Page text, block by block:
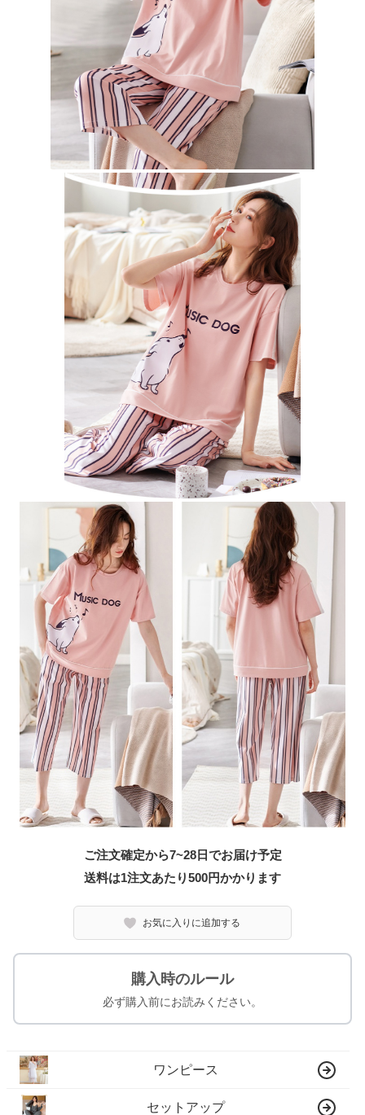
ご注文確定から7~28日でお届け予定
送料は1注文あたり500円かかります
お気に入りに追加する
購入時のルール
必ず購入前にお読みください。
ワンピース
セットアップ